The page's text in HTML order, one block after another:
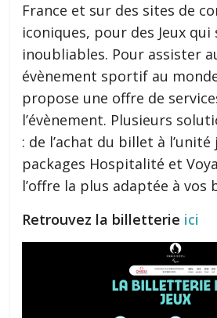
France et sur des sites de
iconiques, pour des Jeux qui
inoubliables. Pour assister
évènement sportif au
propose une offre de
l’évènement. Plusieurs
: de l’achat du billet à l’unité
packages Hospitalité et
l’offre la plus adaptée à vos
Retrouvez la billetterie ici